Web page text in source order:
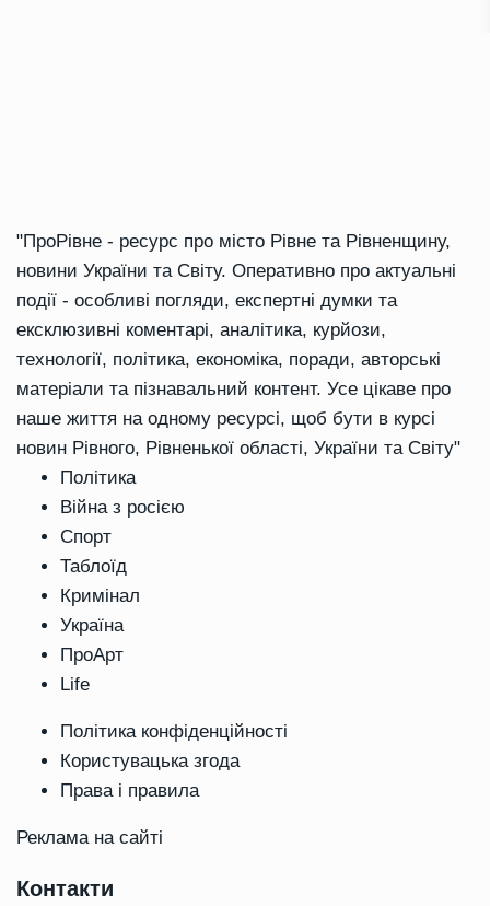
"ПроРівне - ресурс про місто Рівне та Рівненщину,
новини України та Світу. Оперативно про актуальні
події - особливі погляди, експертні думки та
ексклюзивні коментарі, аналітика, курйози,
технології, політика, економіка, поради, авторські
матеріали та пізнавальний контент. Усе цікаве про
наше життя на одному ресурсі, щоб бути в курсі
новин Рівного, Рівненької області, України та Світу"
Політика
Війна з росією
Спорт
Таблоїд
Кримінал
Україна
ПроАрт
Life
Політика конфіденційності
Користувацька згода
Права і правила
Реклама на сайті
Контакти